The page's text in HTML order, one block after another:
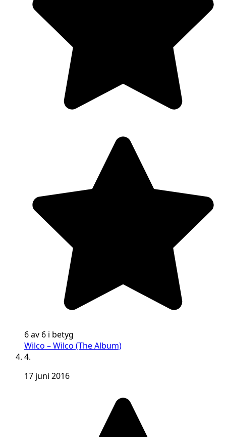
6 av 6 i betyg
Wilco – Wilco (The Album)
4.
17 juni 2016